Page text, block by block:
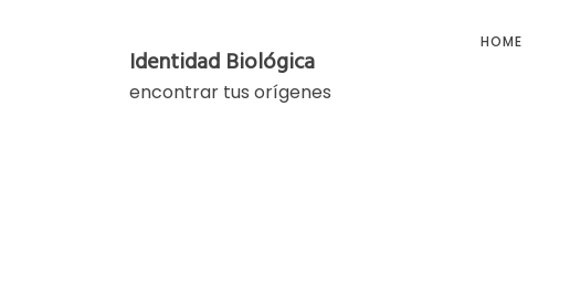
Identidad Biológica
encontrar tus orígenes
HOME